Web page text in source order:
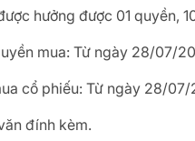
hưởng được 01 quyền,
mua: Từ ngày 28/07/
cổ phiếu: Từ ngày 28/
đính kèm.